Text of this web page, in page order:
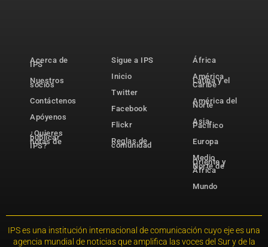
Acerca de
IPS
Nuestros
socios
Contáctenos
Apóyenos
¿Quieres
publicar
notas de
IPS?
Sigue a IPS
Inicio
Twitter
Facebook
Flickr
Reglas de
comunidad
África
América
Latina y el
Caribe
América del
Norte
Asia-
Pacífico
Europa
Medio
Oriente y
Norte de
África
Mundo
IPS es una institución internacional de comunicación cuyo eje es una
agencia mundial de noticias que amplifica las voces del Sur y de la